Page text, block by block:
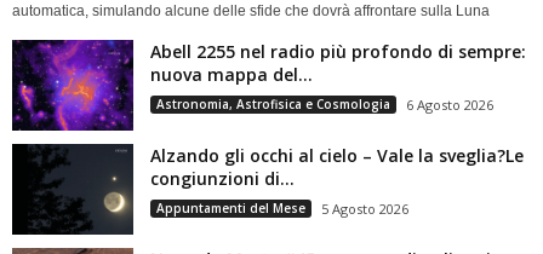
automatica, simulando alcune delle sfide che dovrà affrontare sulla Luna
Abell 2255 nel radio più profondo di sempre:
nuova mappa del...
Astronomia, Astrofisica e Cosmologia 6 Agosto 2026
Alzando gli occhi al cielo – Vale la sveglia?Le
congiunzioni di...
Appuntamenti del Mese 5 Agosto 2026